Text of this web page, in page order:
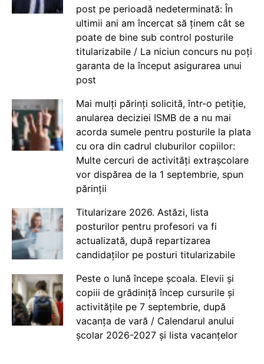
post pe perioadă nedeterminată: În
ultimii ani am încercat să ținem cât se
poate de bine sub control posturile
titularizabile / La niciun concurs nu poți
garanta de la început asigurarea unui
post
Mai mulți părinți solicită, într-o petiție,
anularea deciziei ISMB de a nu mai
acorda sumele pentru posturile la plata
cu ora din cadrul cluburilor copiilor:
Multe cercuri de activități extrașcolare
vor dispărea de la 1 septembrie, spun
părinții
Titularizare 2026. Astăzi, lista
posturilor pentru profesori va fi
actualizată, după repartizarea
candidaților pe posturi titularizabile
Peste o lună începe școala. Elevii și
copiii de grădiniță încep cursurile și
activitățile pe 7 septembrie, după
vacanța de vară / Calendarul anului
școlar 2026-2027 și lista vacanțelor